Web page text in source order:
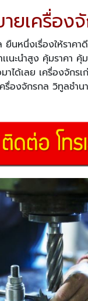
ยเครื่อง
ยืนหนึ่งเรื่องให้ราคา
เนะนำสูง คุ้มราคา คุ้
ได้เลย เครื่องจักรเ
รื่องจักรกล วิทูลชำ